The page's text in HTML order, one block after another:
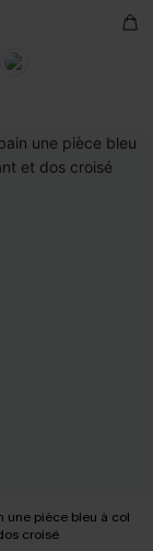
une pièce bleu à col
croisé